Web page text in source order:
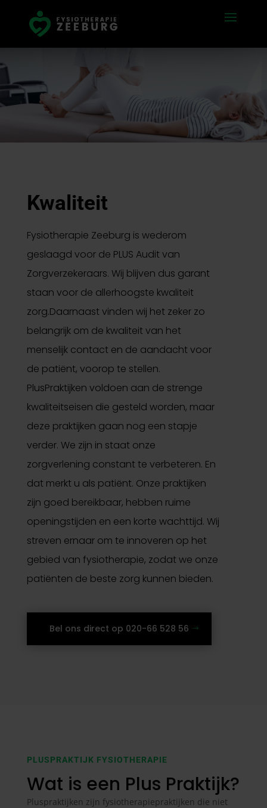
Kwaliteit
Fysiotherapie Zeeburg is wederom
geslaagd voor de PLUS Audit van
Zorgverzekeraars. Wij blijven dus garant
staan voor de allerhoogste kwaliteit
zorg.Daarnaast vinden wij het zeker zo
belangrijk om de kwaliteit van het
menselijk contact en de aandacht voor
de patiënt, voorop te stellen.
PlusPraktijken voldoen aan de strenge
kwaliteitseisen die gesteld worden, maar
deze praktijken gaan nog een stapje
verder. We zijn in staat onze
zorgverlening constant te verbeteren. En
dat merkt u als patiënt. Onze praktijken
zijn goed bereikbaar, hebben ruime
openingstijden en een korte wachttijd. Wij
streven ernaar om te innoveren op het
gebied van fysiotherapie, zodat we onze
patiënten de beste zorg kunnen bieden.
Bel ons direct op 020-66 528 56
PLUSPRAKTIJK FYSIOTHERAPIE
Wat is een Plus Praktijk?
Pluspraktijken zijn fysiotherapiepraktijken die niet